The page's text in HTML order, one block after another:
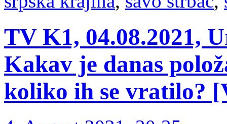
TV K1, 04.08.2021,
Kakav je danas
koliko ih se vratilo?